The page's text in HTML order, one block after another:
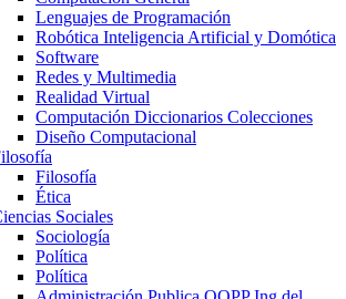
Lenguajes de Programación
Robótica Inteligencia Artificial y Domótica
Software
Redes y Multimedia
Realidad Virtual
Computación Diccionarios Colecciones
Diseño Computacional
Filosofía
Ética
Sociales
Sociología
Política
Política